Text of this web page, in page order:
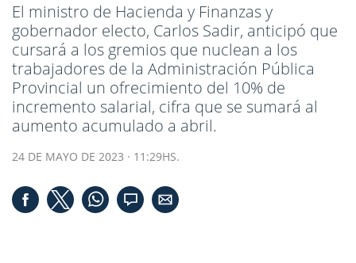
El ministro de Hacienda y Finanzas y
gobernador electo, Carlos Sadir, anticipó que
cursará a los gremios que nuclean a los
trabajadores de la Administración Pública
Provincial un ofrecimiento del 10% de
incremento salarial, cifra que se sumará al
aumento acumulado a abril.
24 DE MAYO DE 2023 · 11:29HS.